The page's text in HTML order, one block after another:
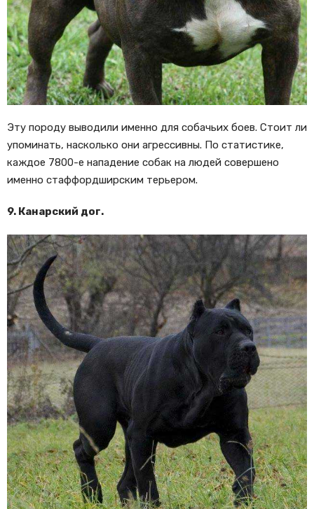
Эту породу выводили именно для собачьих боев. Стоит ли
упоминать, насколько они агрессивны. По статистике,
каждое 7800-е нападение собак на людей совершено
именно стаффордширским терьером.
9. Канарский дог.